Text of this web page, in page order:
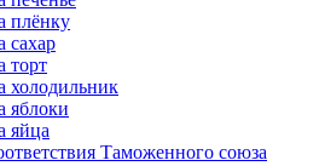
плёнку
сахар
торт
холодильник
яблоки
яйца
Таможенного союза